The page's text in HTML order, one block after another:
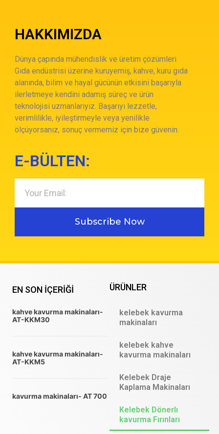
HAKKIMIZDA
Dünya çapında mühendislik ve üretim çözümleri
Gıda endüstrisi üzerine kuruyemiş, kahve, kuru gıda
alanında, bilim ve hayal gücünün etkisini başarıyla
ilerletmeye kendini adamış süreç ve ürün
teknolojisi uzmanlarıyız. Başarıyı lezzetle,
verimlilikle, iyileştirmeyle veya yenilikle
ölçüyorsanız, sonuç vermemiz için bize güvenin.
E-BÜLTEN:
Subscribe Now
EN SON IÇERIĞI
kahve kavurma makinaları-
AT-KKM30
kahve kavurma makinaları-
AT-KKM5
kavurma makinaları- AT 700
ÜRÜNLER
kelebek kavurma
makinaları
kelebek kahve
kavurma makinaları
Kelebek Draje
Kaplama Makinaları
Kelebek Dönerlı
kavurma Fırınları